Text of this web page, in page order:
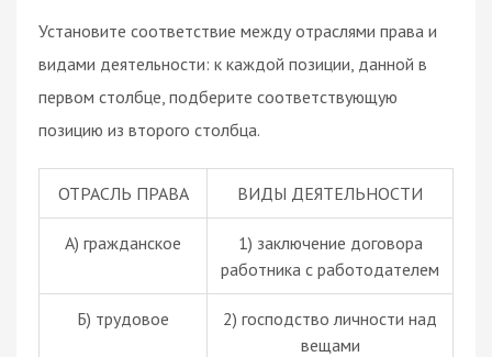
Установите соответствие между отраслями права и
видами деятельности: к каждой позиции, данной в
первом столбце, подберите соответствующую
позицию из второго столбца.
ОТРАСЛЬ ПРАВА ВИДЫ ДЕЯТЕЛЬНОСТИ
А) гражданское 1) заключение договора
работника с работодателем
Б) трудовое
2) господство личности над
вещами